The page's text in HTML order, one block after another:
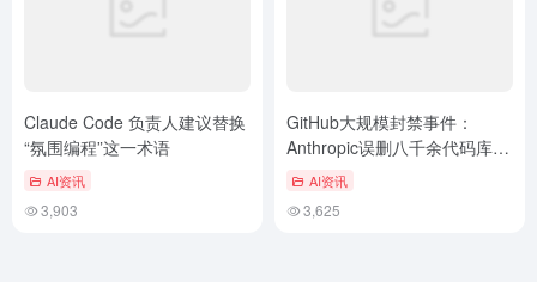
Claude Code 负责人建议替换
“氛围编程”这一术语
AI资讯
3,903
GitHub大规模封禁事件：
Anthropic误删八千余代码库追
回泄露源码
AI资讯
3,625